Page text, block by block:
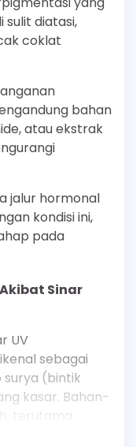
sulit diatasi,
coklat
bahan
atau ekstrak
jalur hormonal
kondisi ini,
pada
Sinar
UV
sebagai
(bintik
kasar. Bahan-